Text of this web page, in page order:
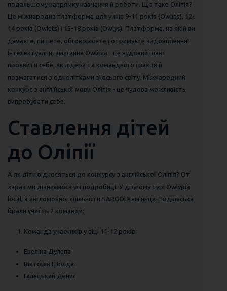
подальшому напрямку навчання й роботи. Що таке Оліпія?
Це міжнародна платформа для учнів 9-11 років (Owlins), 12-
14 років (Owlets) і 15-18 років (Owlys). Платформа, на якій ви
думаєте, пишете, обговорюєте і отримуєте задоволення!
Інтелектуальні змагання Owlipia - це чудовий шанс
проявити себе, як лідера та командного гравця й
позмагатися з однолітками зі всього світу. Міжнародний
конкурс з англійської мови Оліпія - це чудова можливість
випробувати себе.
Ставлення дітей
до Оліпії
А як діти відносяться до конкурсу з англійської Оліпія? От
зараз ми дізнаємося усі подробиці. У другому турі Owlypia
local, з англомовної спільноти SARGOI Кам'янця-Подільська
брали участь 2 команди:
Команда учасників у віці 11-12 років:
Евеліна Дулепа
Вікторія Шолда
Галецький Денис